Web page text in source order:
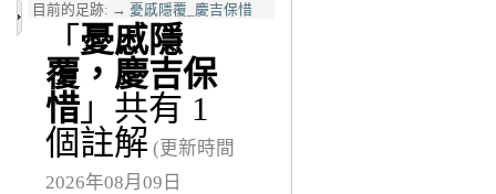
目前的足跡: → 憂慼隱覆_慶吉保惜
「 憂慼隱
覆，慶吉保
惜」共有 1
個註解 (更新時間
2026年08月09日